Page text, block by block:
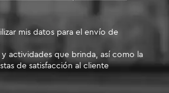
mis datos para el envío de
actividades que brinda, así como la
de satisfacción al cliente